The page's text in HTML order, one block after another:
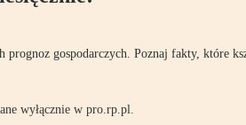
gospodarczych. Poznaj fakty, które
wyłącznie w pro.rp.pl.